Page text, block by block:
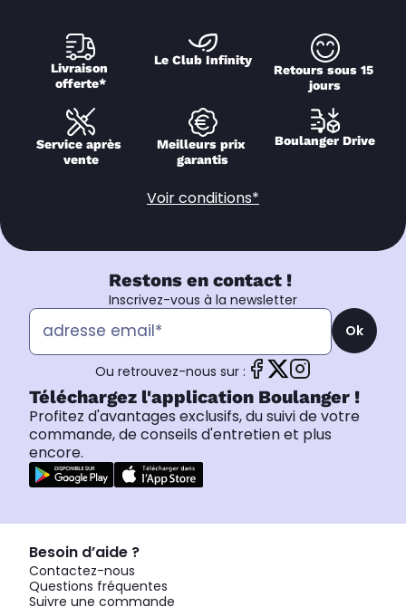
Livraison
offerte*
Le Club Infinity
Retours sous 15
jours
Service après
vente
Meilleurs prix
garantis
Boulanger Drive
Voir conditions*
Restons en contact !
Inscrivez-vous à la newsletter
Ok
Ou retrouvez-nous sur :
Téléchargez l'application Boulanger !
Profitez d'avantages exclusifs, du suivi de votre
commande, de conseils d'entretien et plus
encore.
Besoin d’aide ?
Contactez-nous
Questions fréquentes
Suivre une commande